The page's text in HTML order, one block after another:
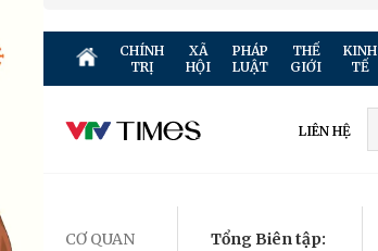
CHÍNH
TRỊ
XÃ
HỘI
PHÁP
LUẬT
THẾ
GIỚI
KINH
TẾ
LIÊN HỆ
CƠ QUAN
Tổng Biên tập: